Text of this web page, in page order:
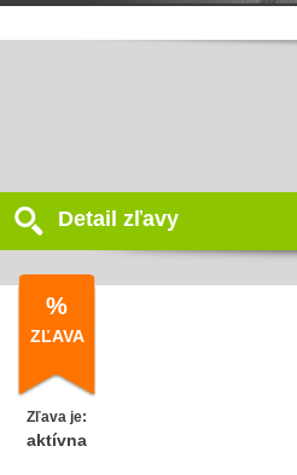
Detail zľavy
%
ZĽAVA
Zľava je:
aktívna